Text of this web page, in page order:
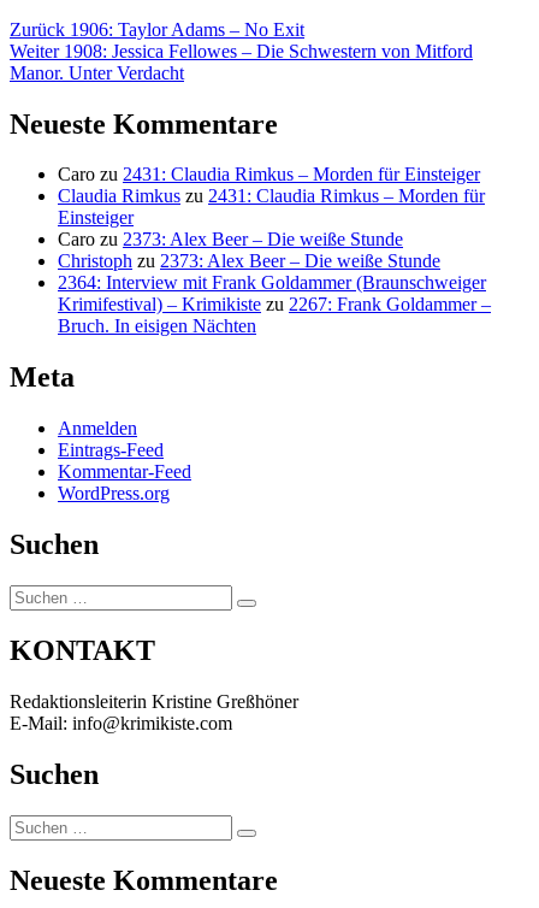
Beitragsnavigation
Zurück Vorheriger
Beitrag:
1906: Taylor Adams – No Exit
Weiter Nächster
Beitrag:
1908: Jessica Fellowes – Die Schwestern von Mitford
Manor. Unter Verdacht
Neueste Kommentare
Caro zu 2431: Claudia Rimkus – Morden für Einsteiger
Claudia Rimkus zu 2431: Claudia Rimkus – Morden für
Einsteiger
Caro zu 2373: Alex Beer – Die weiße Stunde
Christoph zu 2373: Alex Beer – Die weiße Stunde
2364: Interview mit Frank Goldammer (Braunschweiger
Krimifestival) – Krimikiste zu 2267: Frank Goldammer –
Bruch. In eisigen Nächten
Meta
Anmelden
Eintrags-Feed
Kommentar-Feed
WordPress.org
Suchen
Suchen
nach:
Suchen
KONTAKT
Redaktionsleiterin Kristine Greßhöner
E-Mail: info@krimikiste.com
Suchen
Suchen
nach:
Suchen
Neueste Kommentare